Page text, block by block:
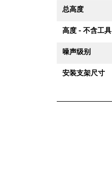
总高度
高度 - 不含工具
噪声级别
安装支架尺寸